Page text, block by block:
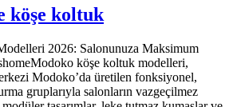
köşe koltuk
2026: Salonunuza Maksimum
köşe koltuk modelleri,
Modoko’da üretilen fonksiyonel,
gruplarıyla salonların vazgeçilmez